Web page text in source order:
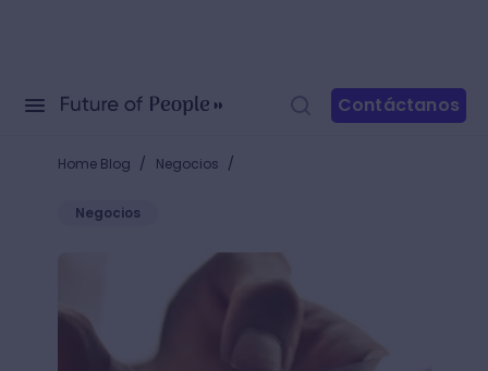
Contáctanos
Home Blog / Negocios /
Negocios
Aprende de los mejores: 5 Tech startups exitosas